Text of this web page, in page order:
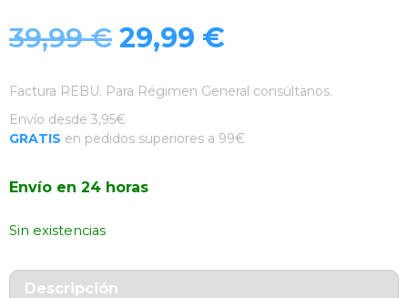
39,99€ El
precio
original
39,99 €.
29,99 €
precio
Factura REBU. Para Régimen General consúltanos.
Envío desde 3,95€
GRATIS en pedidos superiores a 99€
Envío en 24 horas
Sin existencias
Descripción